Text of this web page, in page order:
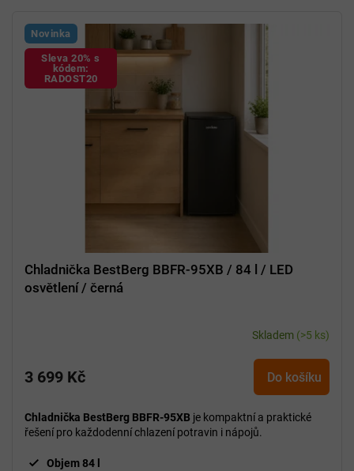
Novinka
Sleva 20% s
kódem:
RADOST20
Chladnička BestBerg BBFR-95XB / 84 l / LED
osvětlení / černá
Skladem (>5 ks)
3 699 Kč Do košíku
Chladnička BestBerg BBFR-95XB je kompaktní a praktické
řešení pro každodenní chlazení potravin i nápojů.
Objem 84 l